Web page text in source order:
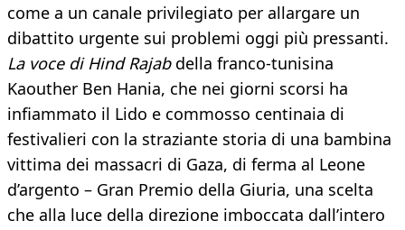
come a un canale privilegiato per allargare un
dibattito urgente sui problemi oggi più pressanti.
La voce di Hind Rajabdella franco-tunisina
Kaouther Ben Hania, che nei giorni scorsi ha
infiammato il Lido e commosso centinaia di
festivalieri con la straziante storia di una bambina
vittima dei massacri di Gaza, di ferma al Leone
d’argento – Gran Premio della Giuria, una scelta
che alla luce della direzione imboccata dall’intero